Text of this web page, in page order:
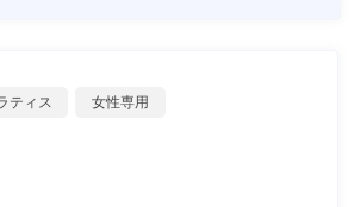
ティス 女性専用